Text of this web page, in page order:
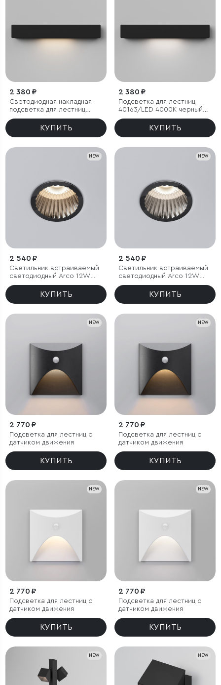
2 380 ₽
Светодиодная накладная
подсветка для лестниц
40163/LED 3000К черный
КУПИТЬ
2 380 ₽
Подсветка для лестниц
40163/LED 4000К черный
IP65
КУПИТЬ
NEW
2 540 ₽
Светильник встраиваемый
светодиодный Arco 12W
3000K черный жемчуг IP44
КУПИТЬ
NEW
2 540 ₽
Светильник встраиваемый
светодиодный Arco 12W
4000K черный жемчуг IP44
КУПИТЬ
NEW
2 770 ₽
Подсветка для лестниц с
датчиком движения
КУПИТЬ
NEW
2 770 ₽
Подсветка для лестниц с
датчиком движения
КУПИТЬ
NEW
2 770 ₽
Подсветка для лестниц с
датчиком движения
КУПИТЬ
NEW
2 770 ₽
Подсветка для лестниц с
датчиком движения
КУПИТЬ
NEW NEW